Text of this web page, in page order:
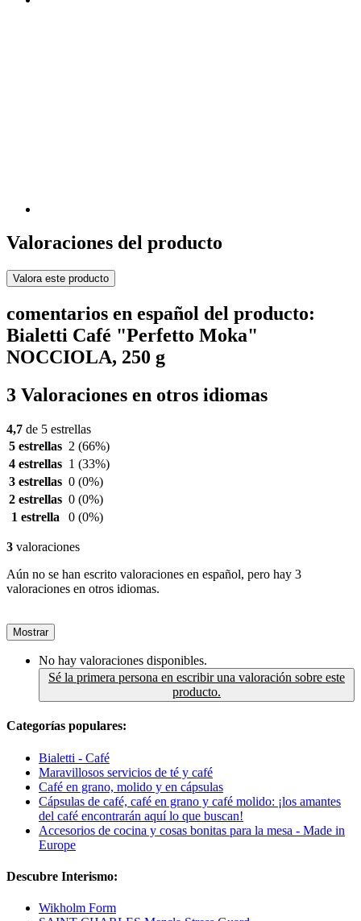
Valoraciones del producto
Valora este producto
comentarios en español del producto:
Bialetti Café "Perfetto Moka"
NOCCIOLA, 250 g
3 Valoraciones en otros idiomas
4,7 de 5 estrellas
5 estrellas 2 (66%)
4 estrellas 1 (33%)
3 estrellas 0 (0%)
2 estrellas 0 (0%)
1 estrella
0 (0%)
3 valoraciones
Aún no se han escrito valoraciones en español, pero hay 3
valoraciones en otros idiomas.
Mostrar
No hay valoraciones disponibles.
Sé la primera persona en escribir una valoración sobre este
producto.
Categorías populares:
Bialetti - Café
Maravillosos servicios de té y café
Café en grano, molido y en cápsulas
Cápsulas de café, café en grano y café molido: ¡los amantes
del café encontrarán aquí lo que buscan!
Accesorios de cocina y cosas bonitas para la mesa - Made in
Europe
Descubre Interismo:
Wikholm Form